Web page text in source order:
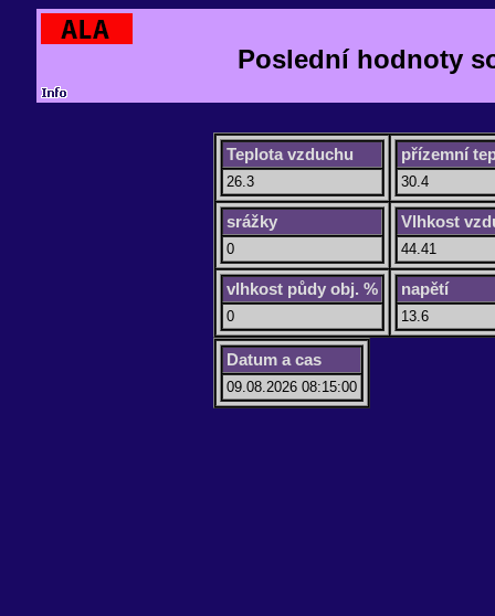
Poslední hodnoty
Teplota vzduchu
26.3
přízemní
30.4
srážky
0
Vlhkost
44.41
vlhkost půdy obj. %
0
napětí
13.6
Datum a cas
09.08.2026 08:15:00